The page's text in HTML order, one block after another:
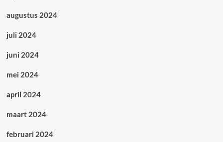
augustus 2024
juli 2024
juni 2024
mei 2024
april 2024
maart 2024
februari 2024